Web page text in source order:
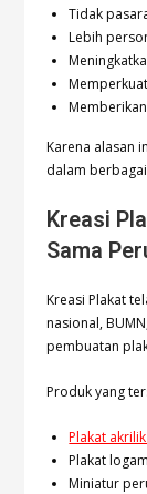
Tidak
Lebih
Karena alasan
dalam
Kreasi
Sama
Kreasi Plakat
nasional,
pembuatan
Produk yang
Plakat
Plakat
Miniatur